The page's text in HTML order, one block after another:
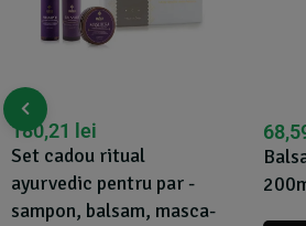
Set cadou ritual
ayurvedic pentru par -
sampon, balsam, masca-
180,21 lei